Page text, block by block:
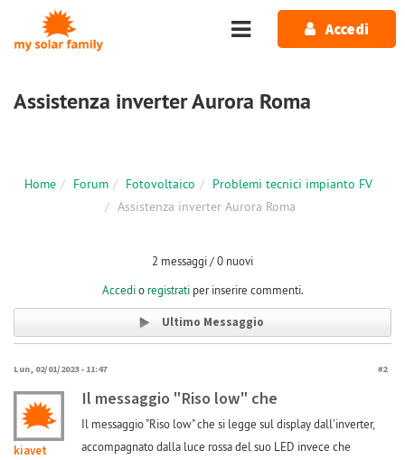
Salta al contenuto principale
Accedi
Assistenza inverter Aurora Roma
Home Forum Fotovoltaico
Problemi tecnici impianto FV
Assistenza inverter Aurora Roma
2 messaggi / 0 nuovi
Accedio registratiper inserire commenti.
Ultimo Messaggio
Lun, 02/01/2023 - 11:47 #2
kiavet
Il messaggio "Riso low" che
Il messaggio "Riso low" che si legge sul display dall'inverter,
accompagnato dalla luce rossa del suo LED invece che